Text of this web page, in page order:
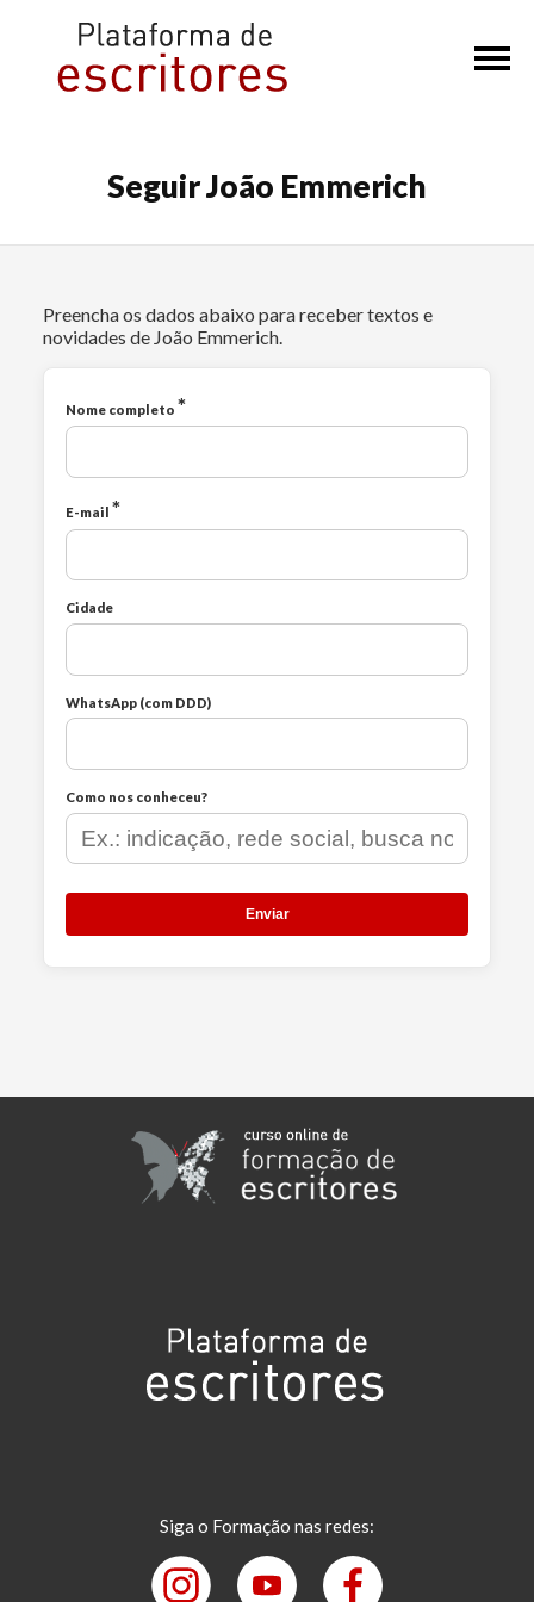
×
Seguir João Emmerich
Preencha os dados abaixo para receber textos e
novidades de João Emmerich.
Nome completo*
E-mail*
Cidade
WhatsApp (com DDD)
Como nos conheceu?
Enviar
Siga o Formação nas redes: